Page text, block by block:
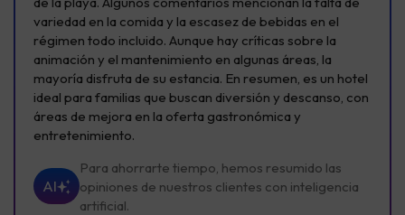
variedad en la comida y la escasez de bebidas en el
régimen todo incluido. Aunque hay críticas sobre la
animación y el mantenimiento en algunas áreas, la
mayoría disfruta de su estancia. En resumen, es un hotel
ideal para familias que buscan diversión y descanso, con
áreas de mejora en la oferta gastronómica y
entretenimiento.
AI
Para ahorrarte tiempo, hemos resumido las
opiniones de nuestros clientes con inteligencia
artificial.